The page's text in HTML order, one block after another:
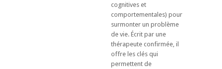
cognitives et
comportementales) pour
surmonter un problème
de vie. Écrit par une
thérapeute confirmée, il
offre les clés qui
permettent de